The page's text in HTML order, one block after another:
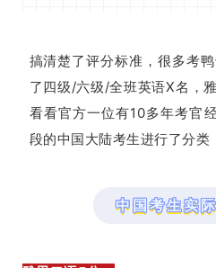
搞清楚了评分标准，很多考
了四级/六级/全班英语X名，
看看官方一位有10多年考官
段的中国大陆考生进行了分类
中国考生实